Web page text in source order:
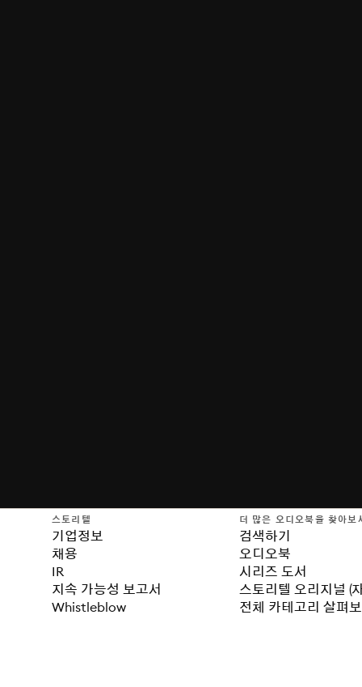
스토리텔
기업정보
채용
IR
지속 가능성 보고서
Whistleblow
더 많은 오디오북을 찾아보
검색하기
오디오북
시리즈 도서
스토리텔 오리지널 (
전체 카테고리 살펴